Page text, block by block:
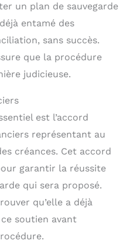
un plan de sauvegarde
entamé des
sans succès.
que la procédure
judicieuse.
est l’accord
représentant au
créances. Cet accord
garantir la réussite
qui sera proposé.
qu’elle a déjà
soutien avant